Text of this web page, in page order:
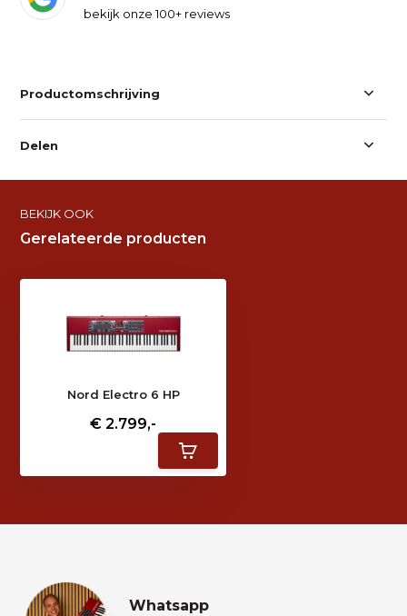
bekijk onze 100+ reviews
Productomschrijving
Delen
BEKIJK OOK
Gerelateerde producten
Nord Electro 6 HP
€ 2.799,-
Whatsapp